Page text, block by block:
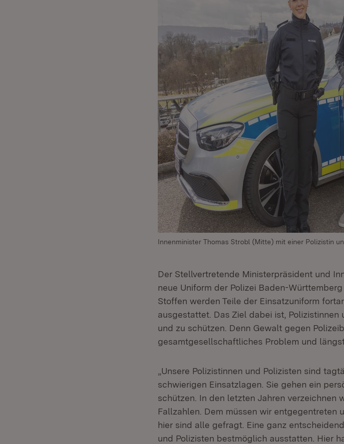
Innenminister Thomas Strobl (Mitte) mit einer Polizistin
Der Stellvertretende Ministerpräsident und
neue Uniform der Polizei Baden-
Stoffen werden Teile der Einsatzuniform
ausgestattet. Das Ziel dabei ist,
und zu schützen. Denn Gewalt gegen
gesamtgesellschaftliches Problem und
„Unsere Polizistinnen und Polizisten sind
schwierigen Einsatzlagen. Sie gehen ein
schützen. In den letzten Jahren verzeichnen
Fallzahlen. Dem müssen wir entgegentreten
hier sind alle gefragt. Eine ganz
und Polizisten bestmöglich ausstatten. Hier